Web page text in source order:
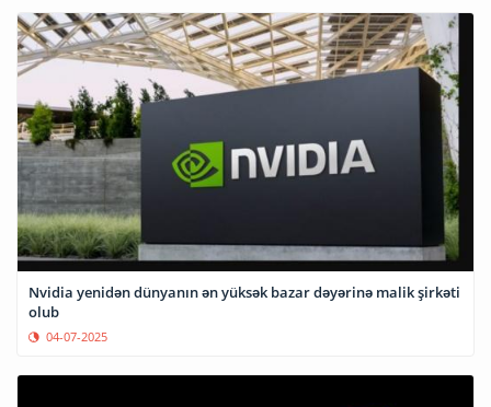
Nvidia yenidən dünyanın ən yüksək bazar dəyərinə malik şirkəti
olub
04-07-2025